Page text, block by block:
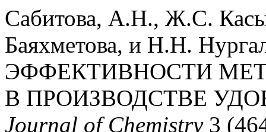
Сабитова, А.Н., Ж.С.
Баяхметова, и Н.Н.
ЭФФЕКТИВНОСТИ
В ПРОИЗВОДСТВЕ
Journal of Chemistry3